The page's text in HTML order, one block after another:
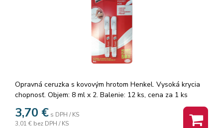
Opravná ceruzka s kovovým hrotom Henkel. Vysoká krycia
chopnosť. Objem: 8 ml x 2. Balenie: 12 ks, cena za 1 ks
3,70 € s DPH / KS
3,01 € bez DPH / KS